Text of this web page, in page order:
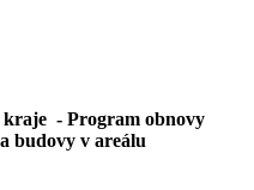
kraje - Program obnovy
budovy v areálu